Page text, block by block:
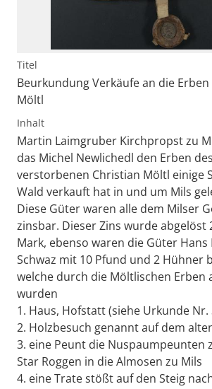
Titel
Beurkundung Verkäufe an die
Möltl
Inhalt
Martin Laimgruber Kirchpropst zu
das Michel Newlichedl den Erben des
verstorbenen Christian Möltl einige
Wald verkauft hat in und um Mils
Diese Güter waren alle dem Milser
zinsbar. Dieser Zins wurde abgelöst
Mark, ebenso waren die Güter Hans
Schwaz mit 10 Pfund und 2 Hühner
welche durch die Möltlischen Erben
wurden
1. Haus, Hofstatt (siehe Urkunde Nr.
2. Holzbesuch genannt auf dem
3. eine Peunt die Nuspaumpeunten
Star Roggen in die Almosen zu Mils
4. eine Trate stößt auf den Steig